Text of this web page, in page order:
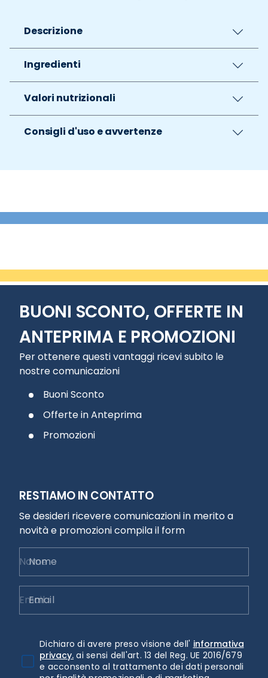
Descrizione
Ingredienti
Valori nutrizionali
Consigli d'uso e avvertenze
BUONI SCONTO, OFFERTE IN
ANTEPRIMA E PROMOZIONI
Per ottenere questi vantaggi ricevi subito le
nostre comunicazioni
Buoni Sconto
Offerte in Anteprima
Promozioni
RESTIAMO IN CONTATTO
Se desideri ricevere comunicazioni in merito a
novità e promozioni compila il form
Nome
Email
Dichiaro di avere preso visione dell' informativa
privacy. ai sensi dell'art. 13 del Reg. UE 2016/679
e acconsento al trattamento dei dati personali